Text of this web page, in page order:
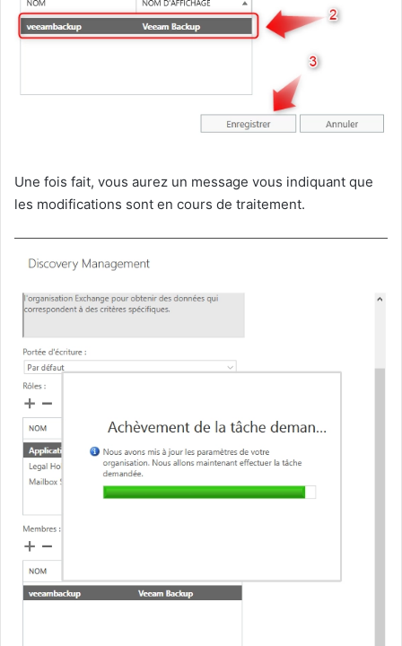
Une fois fait, vous aurez un message vous indiquant que
les modifications sont en cours de traitement.